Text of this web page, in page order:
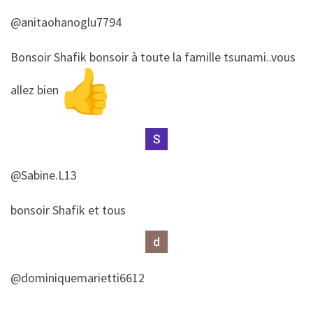
@anitaohanoglu7794
​​Bonsoir Shafik bonsoir à toute la famille tsunami..vous
allez bien
@Sabine.L13
​​bonsoir Shafik et tous
@dominiquemarietti6612